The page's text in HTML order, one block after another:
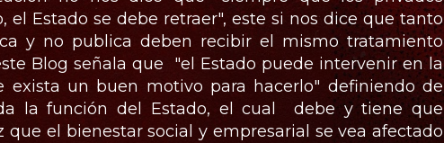
el Estado se debe retraer", este si nos dice que tanto
y no publica deben recibir el mismo tratamiento
Blog señala que "el Estado puede intervenir en la
exista un buen motivo para hacerlo" definiendo de
la función del Estado, el cual debe y tiene que
que el bienestar social y empresarial se vea afectado